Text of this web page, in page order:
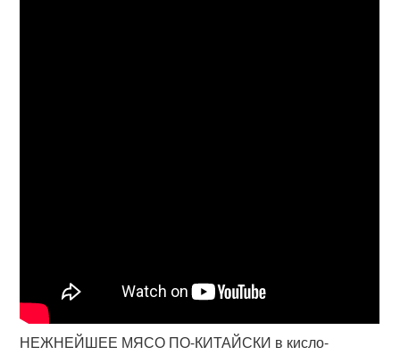
НЕЖНЕЙШЕЕ МЯСО ПО-КИТАЙСКИ в кисло-